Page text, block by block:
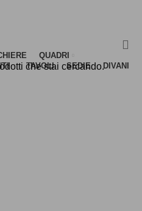
QUADRI
TAVOLI SEDIE
DIVANI
che stai cercando.